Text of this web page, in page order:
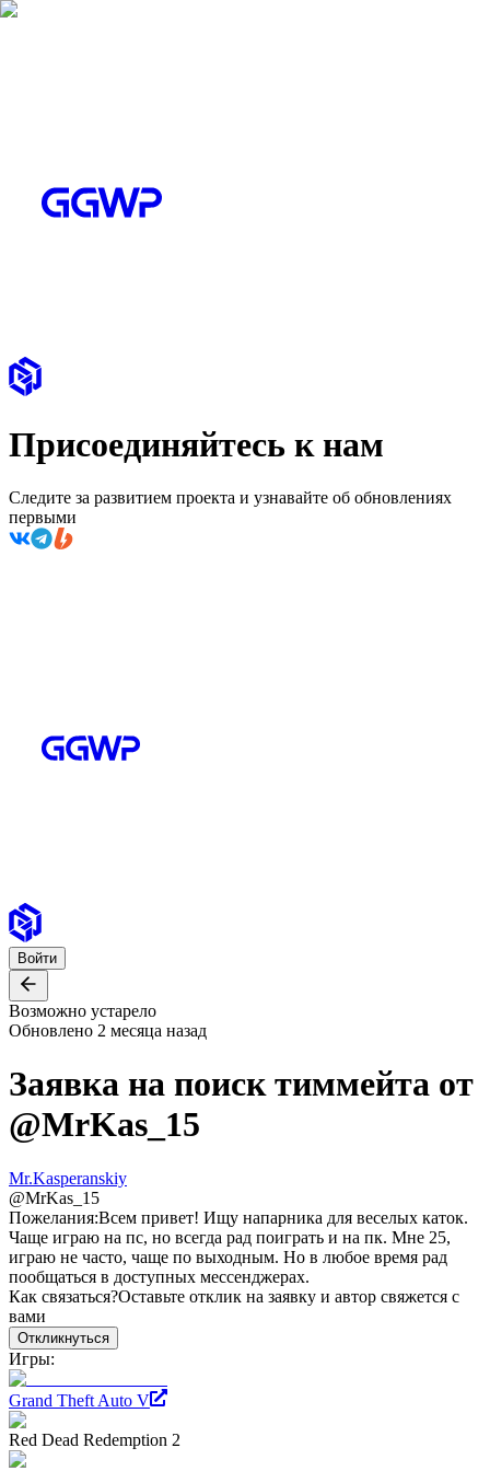
Присоединяйтесь к нам
Следите за развитием проекта и узнавайте об обновлениях
первыми
Войти
Возможно устарело
Обновлено 2 месяца назад
Заявка на поиск тиммейта от
@MrKas_15
Mr.Kasperanskiy
@MrKas_15
Пожелания:Всем привет! Ищу напарника для веселых каток.
Чаще играю на пс, но всегда рад поиграть и на пк. Мне 25,
играю не часто, чаще по выходным. Но в любое время рад
пообщаться в доступных мессенджерах.
Как связаться?Оставьте отклик на заявку и автор свяжется с
вами
Откликнуться
Игры:
Grand Theft Auto V
Red Dead Redemption 2